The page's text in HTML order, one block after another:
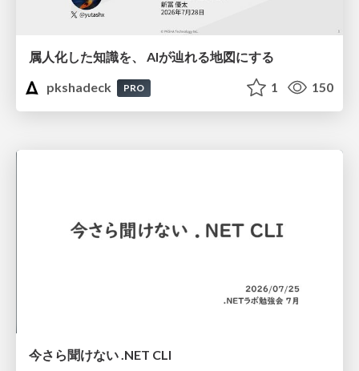
属人化した知識を、 AIが辿れる地図にする
pkshadeck
PRO 1 150
今さら聞けない .NET CLI